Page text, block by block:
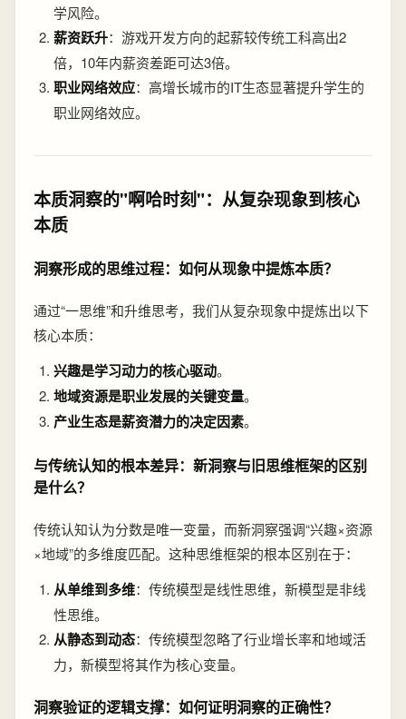
学风险。
薪资跃升：游戏开发方向的起薪较传统工科高出2
倍，10年内薪资差距可达3倍。
职业网络效应：高增长城市的IT生态显著提升学生的
职业网络效应。
本质洞察的"啊哈时刻"：从复杂现象到核心
本质
洞察形成的思维过程：如何从现象中提炼本质？
通过“一思维”和升维思考，我们从复杂现象中提炼出以下
核心本质：
兴趣是学习动力的核心驱动。
地域资源是职业发展的关键变量。
产业生态是薪资潜力的决定因素。
与传统认知的根本差异：新洞察与旧思维框架的区别
是什么？
传统认知认为分数是唯一变量，而新洞察强调“兴趣×资源
×地域”的多维度匹配。这种思维框架的根本区别在于：
从单维到多维：传统模型是线性思维，新模型是非线
性思维。
从静态到动态：传统模型忽略了行业增长率和地域活
力，新模型将其作为核心变量。
洞察验证的逻辑支撑：如何证明洞察的正确性？